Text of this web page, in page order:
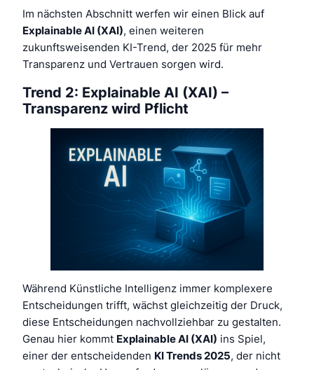
Im nächsten Abschnitt werfen wir einen Blick auf
Explainable AI (XAI), einen weiteren
zukunftsweisenden KI-Trend, der 2025 für mehr
Transparenz und Vertrauen sorgen wird.
Trend 2: Explainable AI (XAI) –
Transparenz wird Pflicht
Während Künstliche Intelligenz immer komplexere
Entscheidungen trifft, wächst gleichzeitig der Druck,
diese Entscheidungen nachvollziehbar zu gestalten.
Genau hier kommt Explainable AI (XAI) ins Spiel,
einer der entscheidenden KI Trends 2025, der nicht